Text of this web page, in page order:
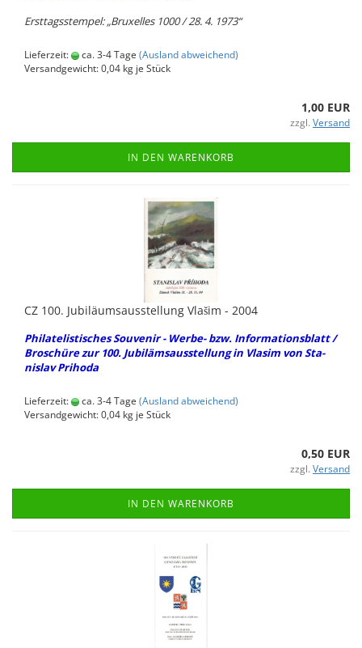
Erst­tags­stem­pel: „Bru­xel­les 1000 / 28. 4. 1973“
Lieferzeit: ca. 3-4 Tage (Ausland abweichend)
Versandgewicht:0,04 kg je Stück
1,00 EUR
zzgl. Versand
IN DEN WARENKORB
CZ 100. Ju­bi­lä­ums­aus­stel­lung Vlašim - 2004
Phil­ate­lis­ti­sches Sou­ve­nir - Werbe-​ bzw. In­for­ma­ti­ons­blatt /
Bro­schü­re zur 100. Ju­bi­läms­aus­stel­lung in Vla­sim von Sta­
nis­lav Priho­da
Lieferzeit: ca. 3-4 Tage (Ausland abweichend)
Versandgewicht:0,04 kg je Stück
0,50 EUR
zzgl. Versand
IN DEN WARENKORB